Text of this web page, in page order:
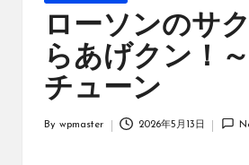
ローソンのサ
らあげクン！
チューン
By wpmaster 2026年5月13日